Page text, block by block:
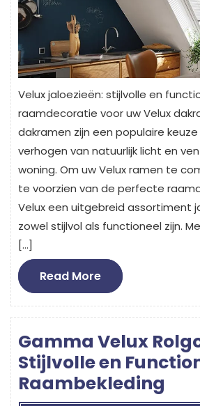
Velux jaloezieën: stijlvolle en
raamdecoratie voor uw Velux
dakramen zijn een populaire
verhogen van natuurlijk licht en
woning. Om uw Velux ramen te
te voorzien van de perfecte
Velux een uitgebreid assortiment
zowel stijlvol als functioneel zijn.
[…]
Read MoreRead
More
Gamma Velux
Stijlvolle en
Raambekleding